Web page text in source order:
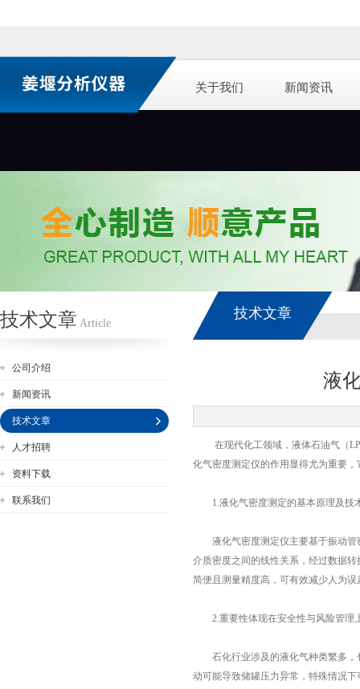
关于我们 新闻资讯
技术文章 Article
公司介绍
新闻资讯
技术文章
人才招聘
资料下载
联系我们
技术文章
液
在现代化工领域，液体石油气（
化气密度测定仪的作用显得尤为重要
1.液化气密度测定的基本原理及技
液化气密度测定仪主要基于振动管
介质密度之间的线性关系，经过数据
简便且测量精度高，可有效减少人为
2.重要性体现在安全性与风险管理
石化行业涉及的液化气种类繁多，
动可能导致储罐压力异常，特殊情况